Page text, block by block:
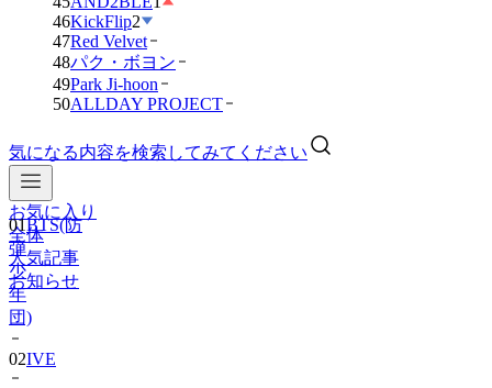
46KickFlip2
47Red Velvet
48パク・ボヨン
49Park Ji-hoon
50ALLDAY PROJECT
気になる内容を検索してみてください
お気に入り
全体
人気記事
お知らせ
01BTS(防
弾
少
年
団)
02IVE